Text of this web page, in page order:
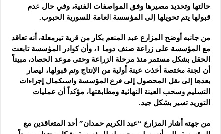
حالتها وتحديد مصيرها وفق المواصفات الفنية، وفي حال عدم
قبولها يتم تحويلها إلى المؤسسة العامة للسورية الحبوب.
من جانبه أوضح المزارع عبد المنعم بكار من قرية تيرمعلة، أنه تعاقد
مع المؤسسة على زراعة صنف دوما 1، وأن كوادر المؤسسة تابعت
الحقل بشكل مستمر منذ مرحلة الزراعة وحتى موعد الحصاد، مبيناً
أن لجنة مختصة أخذت عينة أولية من الإنتاج وتم قبولها، ليصار
بعدها إلى نقل المحصول إلى فرع المؤسسة واستكمال إجراءات
التسليم وسحب العينة النهائية ومطابقتها، مؤكداً أن عمليات
التوريد تسير بشكل جيد.
من جهته أشار المزارع “عبد الكريم حمدان” أحد المتعاقدين مع